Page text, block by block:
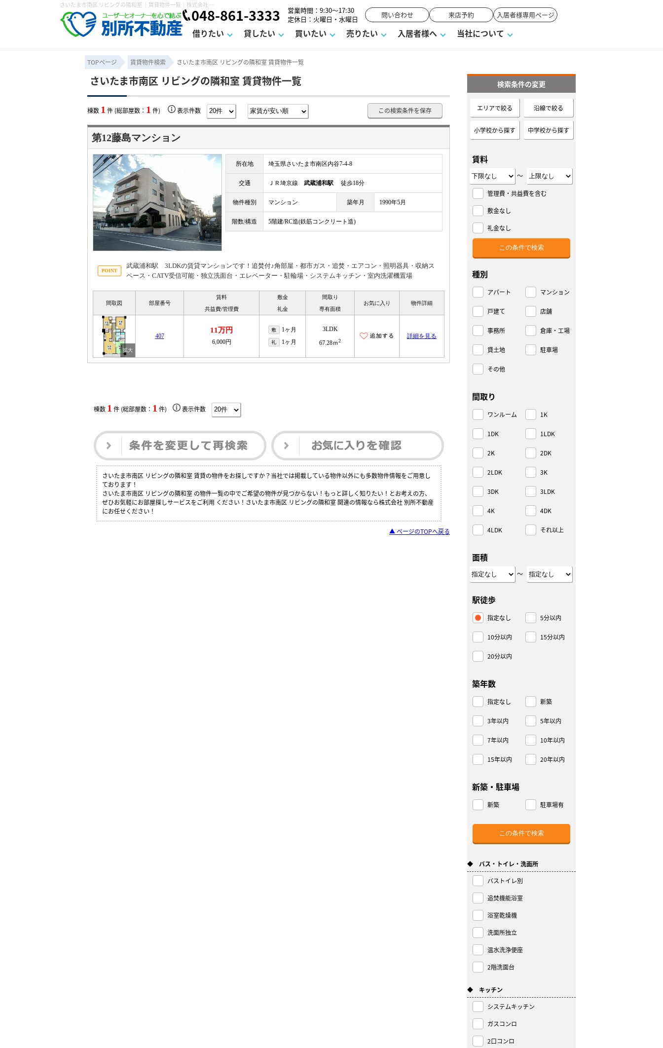
さいたま市南区 リビングの隣和室 ｜賃貸物件一覧｜株式会社 別所不動産
048-861-3333
営業時間：9:30～17:30
定休日：火曜日・水曜日
問い合わせ 来店予約 入居者様専用ページ
借りたい
条件から探す 学区から探す 町名から探す 駐車場を探す お気に入り一覧 物件閲覧履歴
保存した検索条件 賃貸契約までの流れ よくある質問 不動産用語・賃貸用語集
貸したい
賃貸管理について 賃貸経営塾 賃貸Q&A 空室対策 業界ニュース
オーナー座談会 賃貸法律相談室
買いたい
売買物件一覧 購入時の諸費用 購入までの流れ よくある質問 マンションVS戸建て 賃貸vs持ち家
売りたい
不動産売却について 住み替え 借地底地 相続 仲介手数料について
媒介契約の種類 諸費用 仲介と買取の違い 必要な書類 売却の流れ 高く売るポイント
よくある質問
入居者様へ
入居者様専用ページ 退去申請フォーム 駐車場解約フォーム
当社について
会社概要 スタッフ紹介 お知らせ お客様の声 街紹介 お問い合わせ 来店予約
個人情報の取り扱い カスタマーハラスメントに対する基本方針
TOPページ 賃貸物件検索 さいたま市南区 リビングの隣和室 賃貸物件一覧
さいたま市南区 リビングの隣和室 賃貸物件一覧
棟数 1 件 (総部屋数： 1 件) 表示件数 この検索条件を保存
第12藤島マンション
所在地 埼玉県さいたま市南区内谷7-4-8
交通 ＪＲ埼京線 武蔵浦和駅 徒歩18分
物件種別 マンション 築年月 1990年5月
階数/構造 5階建/RC造(鉄筋コンクリート造)
武蔵浦和駅 3LDKの賃貸マンションです！追焚付♪角部屋・都市ガス・追焚・エアコン・照明器具・収納ス
ペース・CATV受信可能・独立洗面台・エレベーター・駐輪場・システムキッチン・室内洗濯機置場
間取図 部屋番号
賃料
共益費/管理費
敷金
礼金
間取り
専有面積
お気に入り 物件詳細
407
11万円
6,000円
敷 1ヶ月
礼 1ヶ月
3LDK
67.28ｍ2
詳細を見る
棟数 1 件 (総部屋数： 1 件) 表示件数
さいたま市南区 リビングの隣和室 賃貸の物件をお探しですか？当社では掲載している物件以外にも多数物件情報をご用意し
ております！
さいたま市南区 リビングの隣和室 の物件一覧の中でご希望の物件が見つからない！もっと詳しく知りたい！とお考えの方、
ぜひお気軽にお部屋探しサービスをご利用 ください！さいたま市南区 リビングの隣和室 関連の情報なら株式会社 別所不動産
にお任せください！
▲ ページのTOPへ戻る
検索条件の変更
エリアで絞る 沿線で絞る
小学校から探す 中学校から探す
賃料
～
管理費・共益費を含む
敷金なし
礼金なし
種別
アパート マンション
戸建て 店舗
事務所 倉庫・工場
貸土地 駐車場
その他
間取り
ワンルーム 1K
1DK 1LDK
2K 2DK
2LDK 3K
3DK 3LDK
4K 4DK
4LDK それ以上
面積
～
駅徒歩
指定なし 5分以内
10分以内 15分以内
20分以内
築年数
指定なし 新築
3年以内 5年以内
7年以内 10年以内
15年以内 20年以内
新築・駐車場
新築 駐車場有
◆ バス・トイレ・洗面所
バストイレ別
追焚機能浴室
浴室乾燥機
洗面所独立
温水洗浄便座
2階洗面台
◆ キッチン
システムキッチン
ガスコンロ
2口コンロ